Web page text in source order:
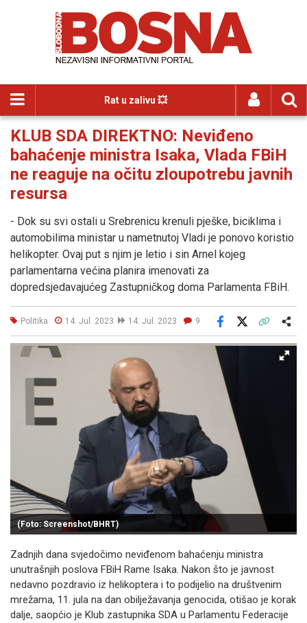
Rat u zalivu 💥
KLUB SDA DIREKTNO: Neviđeno
bahaćenje ministra Isaka, Vlada FBiH
ne reaguje na očitu zloupotrebu javnih
resursa
- Dok su svi ostali u Srebrenicu krenuli pješke, biciklima i
automobilima ministar u nametnutoj Vladi je ponovo koristio
helikopter. Ovaj put s njim je letio i sin Arnel kojeg
parlamentarna većina planira imenovati za
dopredsjedavajućeg Zastupničkog doma Parlamenta FBiH.
Politika 14. Jul. 2023 14. Jul. 2023 9
Facebook
(Foto: Screenshot/BHRT)
Zadnjih dana svjedočimo neviđenom bahaćenju ministra
unutrašnjih poslova FBiH Rame Isaka. Nakon što je javnost
nedavno pozdravio iz helikoptera i to podijelio na društvenim
mrežama, 11. jula na dan obilježavanja genocida, otišao je korak
dalje, saopćio je Klub zastupnika SDA u Parlamentu Federacije